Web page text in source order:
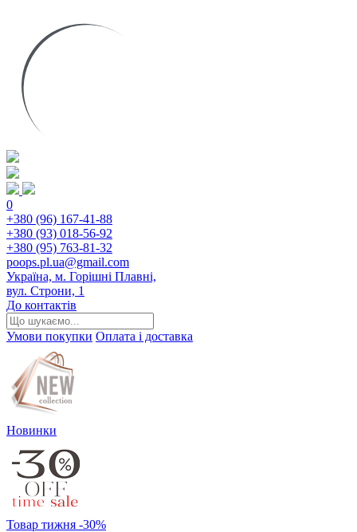
0
+380 (96) 167-41-88
+380 (93) 018-56-92
+380 (95) 763-81-32
poops.pl.ua@gmail.com
Україна, м. Горішні Плавні,
вул. Строни, 1
До контактів
Умови покупки Оплата і доставка
Новинки
Товар тижня -30%